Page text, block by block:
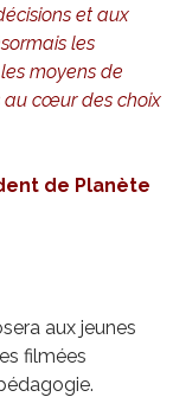
et aux
les
moyens de
au cœur des choix
de Planète
aux jeunes
filmées